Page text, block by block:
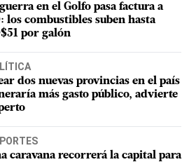
en el Golfo pasa factura a
los combustibles suben hasta
por galón
dos nuevas provincias en el país
más gasto público, advierte
caravana recorrerá la capital para